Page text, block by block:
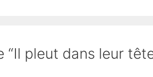
“Il pleut dans leur